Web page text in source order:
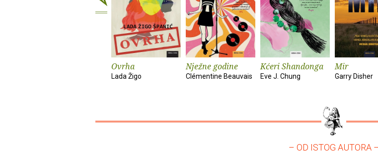
Ovrha
Lada Žigo
Nježne godine
Clémentine Beauvais
Kćeri Shandonga
Eve J. Chung
Mir
Garry Disher
– OD ISTOG AUTORA